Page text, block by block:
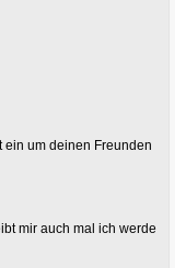
um deinen Freunden
mir auch mal ich werde